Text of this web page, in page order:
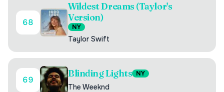
68
Wildest Dreams (Taylor's
Version)
NY
Taylor Swift
69
Blinding Lights NY
The Weeknd